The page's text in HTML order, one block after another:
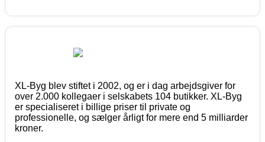
XL-Byg blev stiftet i 2002, og er i dag arbejdsgiver for
over 2.000 kollegaer i selskabets 104 butikker. XL-Byg
er specialiseret i billige priser til private og
professionelle, og sælger årligt for mere end 5 milliarder
kroner.